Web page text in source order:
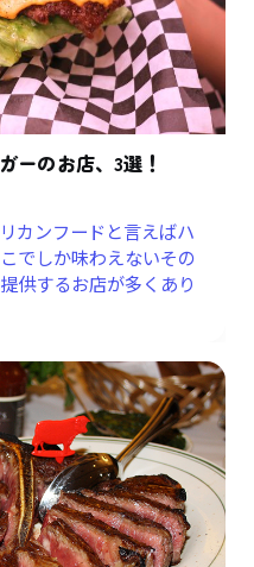
ーのお店、3選！
カンフードと言えばハ
でしか味わえないその
供するお店が多くあり